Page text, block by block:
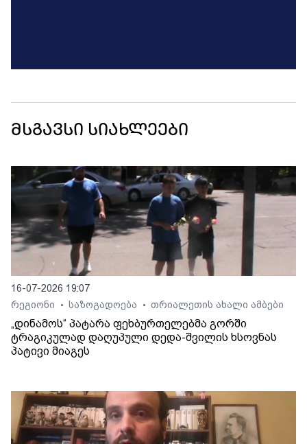
მსგავსი სიახლეები
16-07-2026 19:07
რეგიონი
• საზოგადოება • თრიალეთის ახალი ამბები
„დინამოს“ პატარა ფეხბურთელებმა გორში
ტრაგიკულად დაღუპული დედა-შვილის ხსოვნას
პატივი მიაგეს